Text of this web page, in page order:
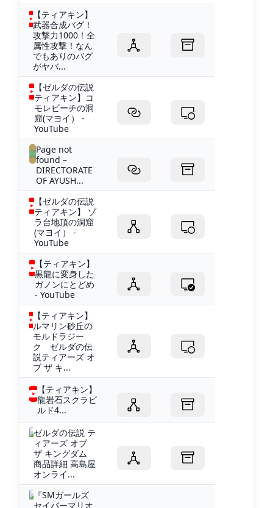
【ティアキン】
武器合成バグ！
攻撃力1000！全
属性攻撃！なん
でもありのバグ
がヤバ...
【ゼルダの伝説
ティアキン】コ
モレビーチの洞
窟(マヨイ） -
YouTube
Page not
found –
DIRECTORATE
OF AYUSH...
【ゼルダの伝説
ティアキン】 ゾ
ラ台地頂の洞窟
(マヨイ） -
YouTube
【ティアキン】
黒龍に変身した
ガノンにとどめ
- YouTube
【ティアキン】
ルマリン砂丘の
モルドラジー
ク ゼルダの伝
説ティアーズ オ
ブ ザ キ...
【ティアキン】
龍岩石スクラビ
ルド4...
ゼルダの伝説 テ
ィアーズ オブ
ザ キングダム
商品詳細 高島屋
オンライ...
『SMガールズ
セイバーマリオ